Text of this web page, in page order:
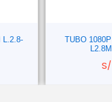
TUBO 1080P
L2.8MM -